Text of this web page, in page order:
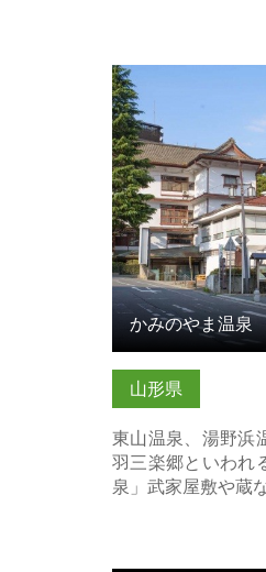
山形県
東山温泉、湯野浜
羽三楽郷といわれ
泉」武家屋敷や蔵
かみのやま温泉 の
かみのやま温泉